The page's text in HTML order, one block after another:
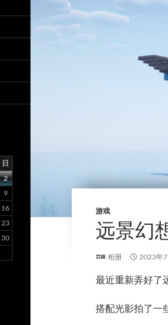
游戏
远景幻
相册 2023年
最近重新弄好了
搭配光影拍了一
日
2
9
16
23
30